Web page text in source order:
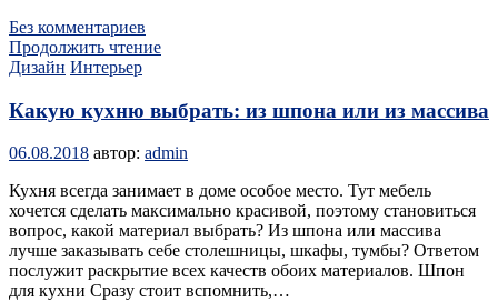
Без комментариев
Продолжить чтение
Дизайн Интерьер
Какую кухню выбрать: из шпона или из массива
06.08.2018 автор: admin
Кухня всегда занимает в доме особое место. Тут мебель
хочется сделать максимально красивой, поэтому становиться
вопрос, какой материал выбрать? Из шпона или массива
лучше заказывать себе столешницы, шкафы, тумбы? Ответом
послужит раскрытие всех качеств обоих материалов. Шпон
для кухни Сразу стоит вспомнить,…